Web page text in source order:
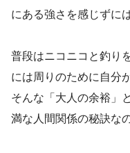
にある強さを感じずに
普段はニコニコと釣り
には周りのために自分
そんな「大人の余裕」
満な人間関係の秘訣な